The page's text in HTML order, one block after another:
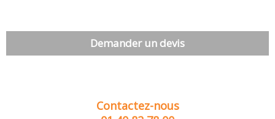
Demander un devis
Contactez-nous